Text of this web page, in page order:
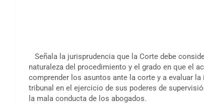
Señala la jurisprudencia que la Corte debe
naturaleza del procedimiento y el grado en que el
comprender los asuntos ante la corte y a evaluar
tribunal en el ejercicio de sus poderes de
la mala conducta de los abogados.